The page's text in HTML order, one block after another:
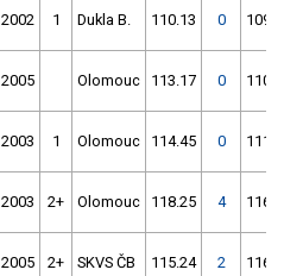
2002 1 Dukla B. 110.13 0
2005 Olomouc 113.17 0
2003 1 Olomouc 114.45 0
2003 2+ Olomouc 118.25 4
2005 2+ SKVS ČB 115.24 2